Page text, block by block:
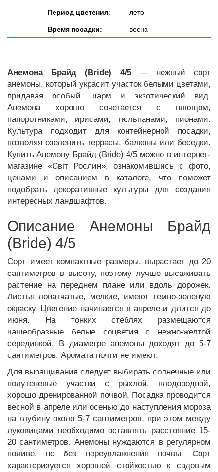
Период цветения:
лето
Время посадки:
весна
Анемона Брайд (Bride) 4/5 — нежный сорт
анемоны, который украсит участок белыми цветами,
придавая особый шарм и экзотический вид.
Анемона хорошо сочетается с плющом,
папоротниками, ирисами, тюльпанами, пионами.
Культура подходит для контейнерной посадки,
позволяя озеленить террасы, балконы или беседки.
Купить Анемону Брайд (Bride) 4/5 можно в интернет-
магазине «Світ Рослин», ознакомившись с фото,
ценами и описанием в каталоге, что поможет
подобрать декоративные культуры для создания
интересных ландшафтов.
Описание Анемоны Брайд
(Bride) 4/5
Сорт имеет компактные размеры, вырастает до 20
сантиметров в высоту, поэтому лучше высаживать
растение на переднем плане или вдоль дорожек.
Листья лопатчатые, мелкие, имеют темно-зеленую
окраску. Цветение начинается в апреле и длится до
июня. На тонких стеблях размещаются
чашеобразные белые соцветия с нежно-желтой
серединкой. В диаметре анемоны доходят до 5-7
сантиметров. Аромата почти не имеют.
Для выращивания следует выбирать солнечные или
полутеневые участки с рыхлой, плодородной,
хорошо дренированной почвой. Посадка проводится
весной в апреле или осенью до наступления мороза
на глубину около 5-7 сантиметров, при этом между
луковицами необходимо оставлять расстояние 15-
20 сантиметров. Анемоны нуждаются в регулярном
поливе, но без переувлажнения почвы. Сорт
характеризуется хорошей стойкостью к садовым